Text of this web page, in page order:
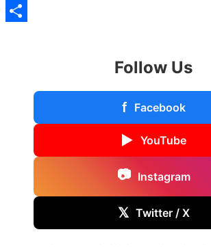
Messenger
Follow Us
f Facebook
▶ YouTube
📷 Instagram
𝕏 Twitter / X